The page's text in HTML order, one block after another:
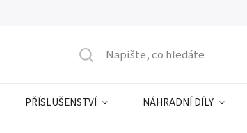
PŘÍSLUŠENSTVÍ NÁHRADNÍ DÍLY